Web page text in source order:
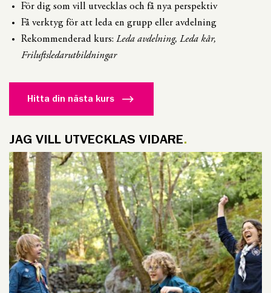
För dig som vill utvecklas och få nya perspektiv
Få verktyg för att leda en grupp eller avdelning
Rekommenderad kurs: Leda avdelning, Leda kår,
Friluftsledarutbildningar
Hitta din nästa kurs
JAG VILL UTVECKLAS VIDARE